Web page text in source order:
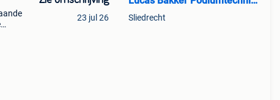
23 jul 26 Sliedrecht